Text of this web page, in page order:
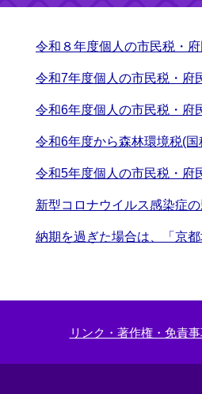
令和８年度個人の市民税・
令和7年度個人の市民税・府
令和6年度個人の市民税・府
令和6年度から森林環境税(
令和5年度個人の市民税・府
新型コロナウイルス感染症
納期を過ぎた場合は、「京
リンク・著作権・免責